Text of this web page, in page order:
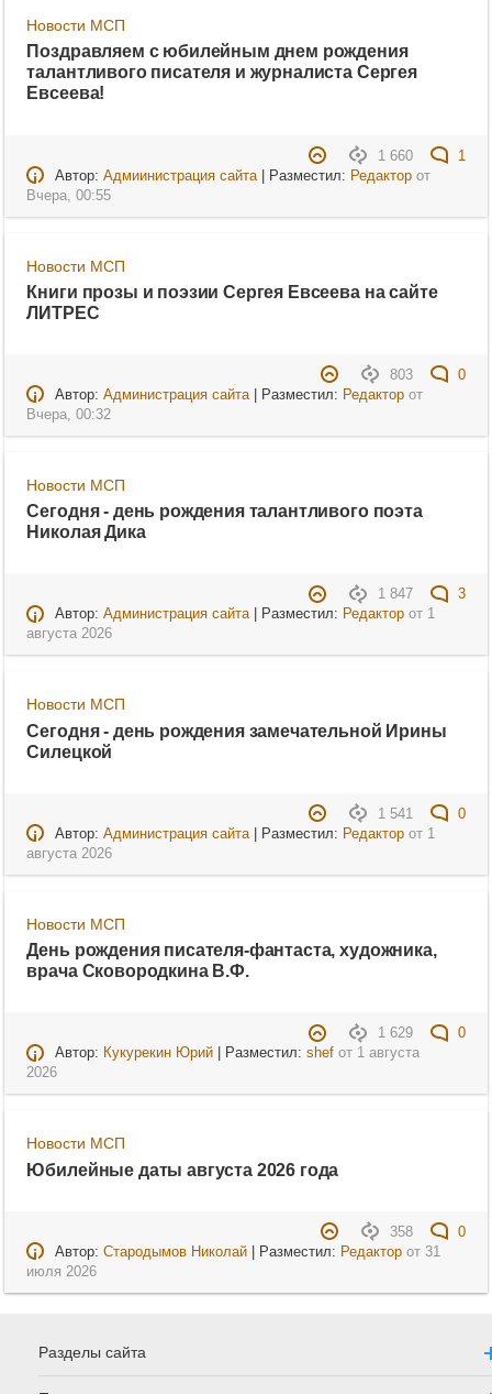
Новости МСП
Поздравляем с юбилейным днем рождения
талантливого писателя и журналиста Сергея
Евсеева!
1 660
1
Автор: Адмиинистрация сайта| Разместил: Редакторот
Вчера, 00:55
Новости МСП
Книги прозы и поэзии Сергея Евсеева на сайте
ЛИТРЕС
803
0
Автор: Администрация сайта| Разместил: Редакторот
Вчера, 00:32
Новости МСП
Сегодня - день рождения талантливого поэта
Николая Дика
1 847
3
Автор: Администрация сайта| Разместил: Редакторот 1
августа 2026
Новости МСП
Сегодня - день рождения замечательной Ирины
Силецкой
1 541
0
Автор: Администрация сайта| Разместил: Редакторот 1
августа 2026
Новости МСП
День рождения писателя-фантаста, художника,
врача Сковородкина В.Ф.
1 629
0
Автор: Кукурекин Юрий| Разместил: shefот 1 августа
2026
Новости МСП
Юбилейные даты августа 2026 года
358
0
Автор: Стародымов Николай| Разместил: Редакторот 31
июля 2026
Разделы сайта